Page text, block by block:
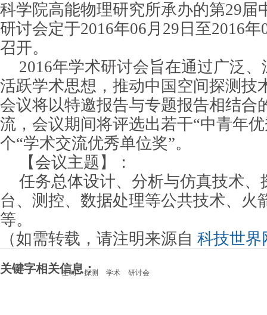
科学院高能物理研究所承办的第29届
研讨会定于2016年06月29日至2016
召开。
2016年学术研讨会旨在通过广泛
活跃学术思想，推动中国空间探测技
会议将以特邀报告与专题报告相结合
流，会议期间将评选出若干“中青年
个“学术交流优秀单位奖”。
【会议主题】：
任务总体设计、分析与仿真技术、
台、测控、数据处理等公共技术、火
等。
（如需转载，请注明来源自 科技世界
关键字相关信息：
空间 探测 学术 研讨会